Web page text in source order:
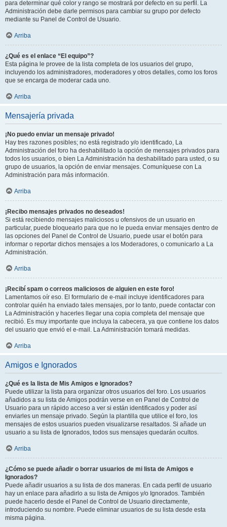
para determinar qué color y rango se mostrará por defecto en su perfil. La
Administración debe darle permisos para cambiar su grupo por defecto
mediante su Panel de Control de Usuario.
Arriba
¿Qué es el enlace “El equipo”?
Esta página le provee de la lista completa de los usuarios del grupo,
incluyendo los administradores, moderadores y otros detalles, como los foros
que se encarga de moderar cada uno.
Arriba
Mensajería privada
¡No puedo enviar un mensaje privado!
Hay tres razones posibles; no está registrado y/o identificado, La
Administración del foro ha deshabilitado la opción de mensajes privados para
todos los usuarios, o bien La Administración ha deshabilitado para usted, o su
grupo de usuarios, la opción de enviar mensajes. Comuníquese con La
Administración para más información.
Arriba
¡Recibo mensajes privados no deseados!
Si está recibiendo mensajes maliciosos u ofensivos de un usuario en
particular, puede bloquearlo para que no le pueda enviar mensajes dentro de
las opciones del Panel de Control de Usuario, puede usar el botón para
informar o reportar dichos mensajes a los Moderadores, o comunicarlo a La
Administración.
Arriba
¡Recibí spam o correos maliciosos de alguien en este foro!
Lamentamos oír eso. El formulario de e-mail incluye identificadores para
controlar quién ha enviado tales mensajes, por lo tanto, puede contactar con
La Administración y hacerles llegar una copia completa del mensaje que
recibió. Es muy importante que incluya la cabecera, ya que contiene los datos
del usuario que envió el e-mail. La Administración tomará medidas.
Arriba
Amigos e Ignorados
¿Qué es la lista de Mis Amigos e Ignorados?
Puede utilizar la lista para organizar otros usuarios del foro. Los usuarios
añadidos a su lista de Amigos podrán verse en en Panel de Control de
Usuario para un rápido acceso a ver si están identificados y poder así
enviarles un mensaje privado. Según la plantilla que utilice el foro, los
mensajes de estos usuarios pueden visualizarse resaltados. Si añade un
usuario a su lista de Ignorados, todos sus mensajes quedarán ocultos.
Arriba
¿Cómo se puede añadir o borrar usuarios de mi lista de Amigos e
Ignorados?
Puede añadir usuarios a su lista de dos maneras. En cada perfil de usuario
hay un enlace para añadirlo a su lista de Amigos y/o Ignorados. También
puede hacerlo desde el Panel de Control de Usuario directamente,
introduciendo su nombre. Puede eliminar usuarios de su lista desde esta
misma página.